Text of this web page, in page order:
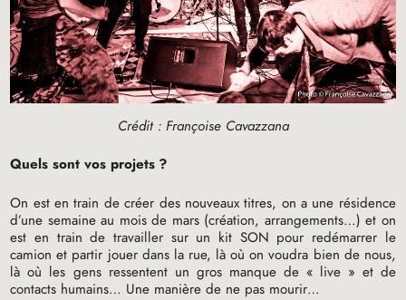
Crédit : Françoise Cavazzana
Quels sont vos projets ?
On est en train de créer des nouveaux titres, on a une résidence
d’une semaine au mois de mars (création, arrangements…) et on
est en train de travailler sur un kit SON pour redémarrer le
camion et partir jouer dans la rue, là où on voudra bien de nous,
là où les gens ressentent un gros manque de « live » et de
contacts humains… Une manière de ne pas mourir…